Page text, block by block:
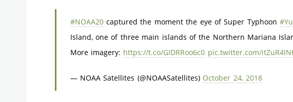
#NOAA20captured the moment the eye of Super Typhoon
Island, one of three main islands of the Northern Mariana
More imagery: https://t.co/GIDRRoo6c0 pic.twitter.com/
— NOAA Satellites (@NOAASatellites) October 24, 2018